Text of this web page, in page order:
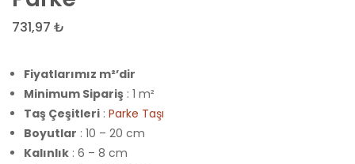
731,97 ₺
Fiyatlarımız m²’dir
Minimum Sipariş : 1 m²
Taş Çeşitleri : Parke Taşı
Boyutlar : 10 – 20 cm
Kalınlık : 6 – 8 cm